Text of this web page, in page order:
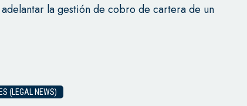
la gestión de cobro de cartera de un
(LEGAL NEWS)